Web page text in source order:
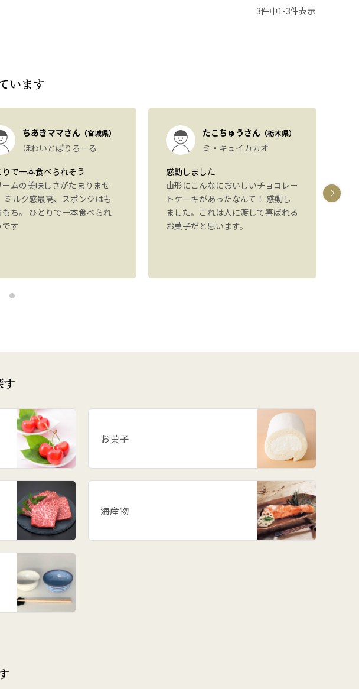
3件中1-3件表示
います
ちあきママさん （宮城県）
ほわいとぱりろーる
りで一本食べられそう
ームの美味しさがたまりませ
ミルク感最高、スポンジはも
もち。 ひとりで一本食べられ
です
たこちゅうさん （栃木県）
ミ・キュイカカオ
感動しました
山形にこんなにおいしいチョコレー
トケーキがあったなんて！ 感動し
ました。これは人に渡して喜ばれる
お菓子だと思います。
す
お菓子
海産物